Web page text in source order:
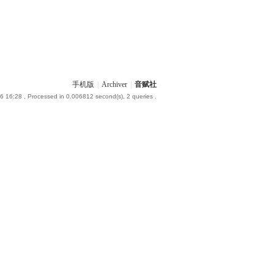
手机版 Archiver 音赋社
16:28 , Processed in 0.006812 second(s), 2 queries .